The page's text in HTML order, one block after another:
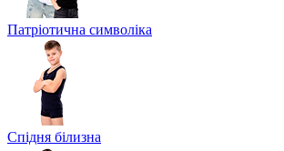
Патріотична символіка
Спідня білизна